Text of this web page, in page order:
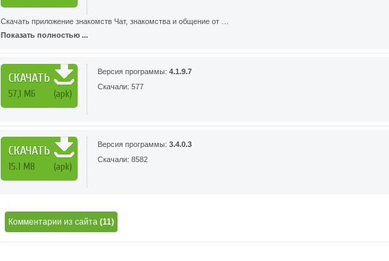
Скачать приложение знакомств Чат, знакомства и общение от …
Показать полностью ...
СКАЧАТЬ
57,1 МБ (apk)
Версия программы: 4.1.9.7
Скачали: 577
СКАЧАТЬ
15.1 MB (apk)
Версия программы: 3.4.0.3
Скачали: 8582
Комментарии из сайта (11)